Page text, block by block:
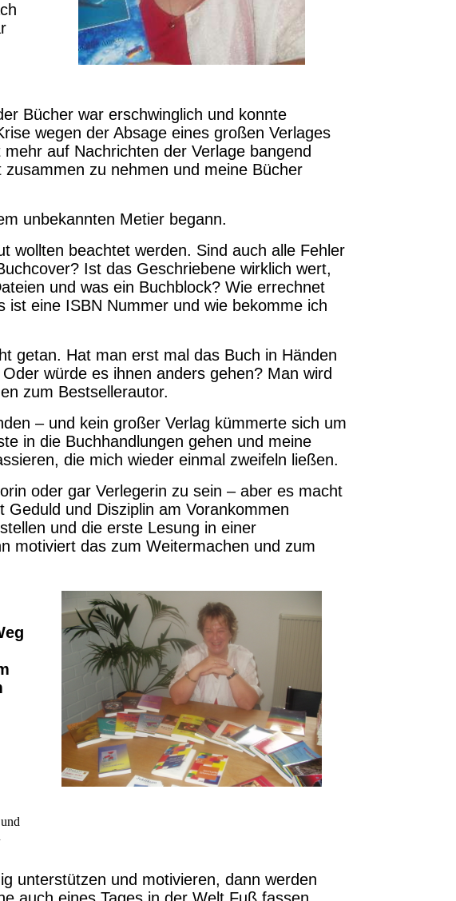
Bücher war erschwinglich und konnte
wegen der Absage eines großen Verlages
auf Nachrichten der Verlage bangend
zu nehmen und meine Bücher
unbekannten Metier begann.
wollten beachtet werden. Sind auch alle Fehler
Ist das Geschriebene wirklich wert,
und was ein Buchblock? Wie errechnet
ist eine ISBN Nummer und wie bekomme ich
getan. Hat man erst mal das Buch in Händen
würde es ihnen anders gehen? Man wird
zum Bestsellerautor.
– und kein großer Verlag kümmerte sich um
in die Buchhandlungen gehen und meine
die mich wieder einmal zweifeln ließen.
oder gar Verlegerin zu sein – aber es macht
und Disziplin am Vorankommen
und die erste Lesung in einer
motiviert das zum Weitermachen und zum
unterstützen und motivieren, dann werden